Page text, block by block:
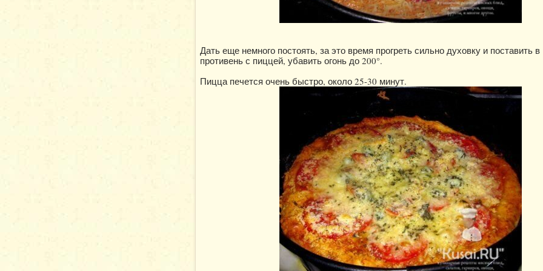
Дать еще немного постоять, за это время прогреть сильно духовку и поставить в
противень с пиццей, убавить огонь до 200°.
Пицца печется очень быстро, около 25-30 минут.